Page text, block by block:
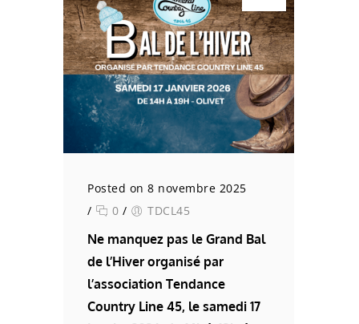
Posted on 8 novembre 2025
/
0 / TDCL45
Ne manquez pas le Grand Bal
de l’Hiver organisé par
l’association Tendance
Country Line 45, le samedi 17